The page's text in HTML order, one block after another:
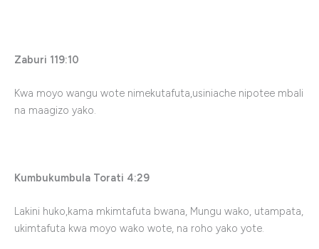
Zaburi 119:10
Kwa moyo wangu wote nimekutafuta,usiniache nipotee mbali
na maagizo yako.
Kumbukumbula Torati 4:29
Lakini huko,kama mkimtafuta bwana, Mungu wako, utampata,
ukimtafuta kwa moyo wako wote, na roho yako yote.